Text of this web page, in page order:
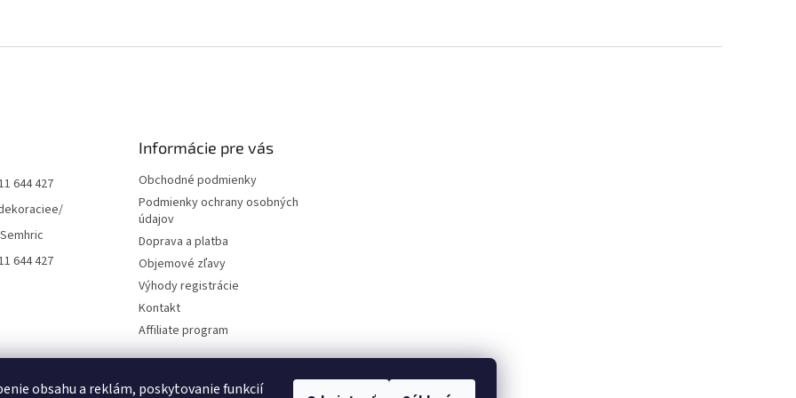
obsahu a reklám, poskytovanie funkcií
644 427
644 427
Informácie pre vás
Obchodné podmienky
Podmienky ochrany osobných
údajov
Doprava a platba
Objemové zľavy
Výhody registrácie
Kontakt
Affiliate program